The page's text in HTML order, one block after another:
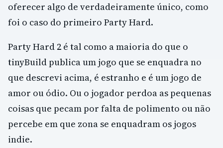
oferecer algo de verdadeiramente único, como
foi o caso do primeiro Party Hard.
Party Hard 2 é tal como a maioria do que o
tinyBuild publica um jogo que se enquadra no
que descrevi acima, é estranho e é um jogo de
amor ou ódio. Ou o jogador perdoa as pequenas
coisas que pecam por falta de polimento ou não
percebe em que zona se enquadram os jogos
indie.